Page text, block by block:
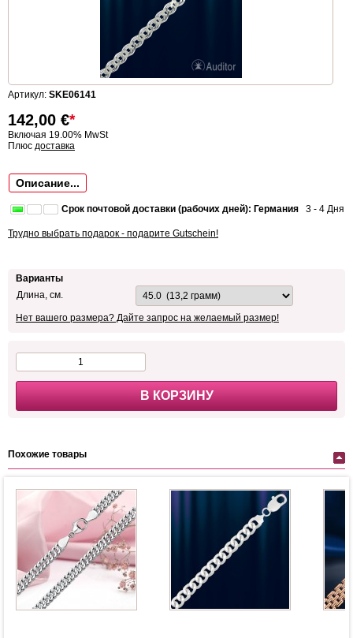
Артикул: SKE06141
142,00 €*
Включая 19.00% MwSt
Плюс доставка
Описание...
Срок почтовой доставки (рабочих дней): Германия 3 - 4 Дня
Трудно выбрать подарок - подарите Gutschein!
Варианты
Длина, см.
Нет вашего размера? Дайте запрос на желаемый размер!
В КОРЗИНУ
Похожие товары